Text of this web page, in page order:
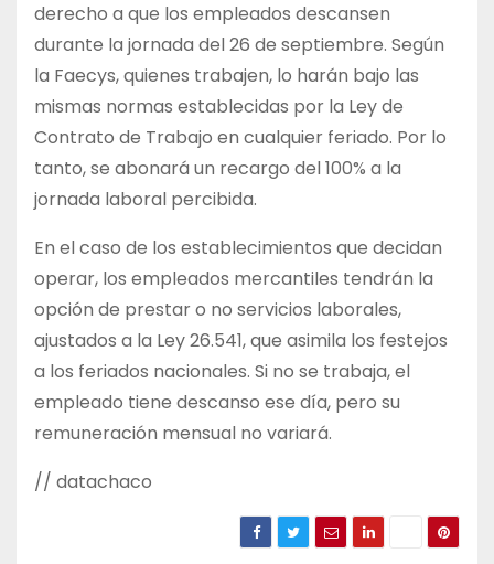
derecho a que los empleados descansen
durante la jornada del 26 de septiembre. Según
la Faecys, quienes trabajen, lo harán bajo las
mismas normas establecidas por la Ley de
Contrato de Trabajo en cualquier feriado. Por lo
tanto, se abonará un recargo del 100% a la
jornada laboral percibida.
En el caso de los establecimientos que decidan
operar, los empleados mercantiles tendrán la
opción de prestar o no servicios laborales,
ajustados a la Ley 26.541, que asimila los festejos
a los feriados nacionales. Si no se trabaja, el
empleado tiene descanso ese día, pero su
remuneración mensual no variará.
// datachaco